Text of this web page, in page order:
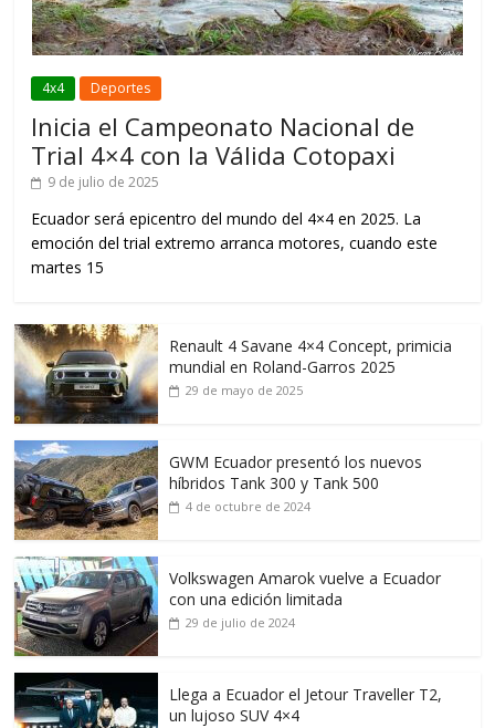
4x4 Deportes
Inicia el Campeonato Nacional de
Trial 4×4 con la Válida Cotopaxi
9 de julio de 2025
Ecuador será epicentro del mundo del 4×4 en 2025. La
emoción del trial extremo arranca motores, cuando este
martes 15
Renault 4 Savane 4×4 Concept, primicia
mundial en Roland-Garros 2025
29 de mayo de 2025
GWM Ecuador presentó los nuevos
híbridos Tank 300 y Tank 500
4 de octubre de 2024
Volkswagen Amarok vuelve a Ecuador
con una edición limitada
29 de julio de 2024
Llega a Ecuador el Jetour Traveller T2,
un lujoso SUV 4×4